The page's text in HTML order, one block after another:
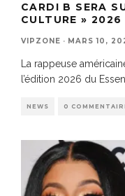
CARDI B SERA
CULTURE » 2026
VIPZONE · MARS 10,
La rappeuse
l’édition 2026 du
NEWS 0